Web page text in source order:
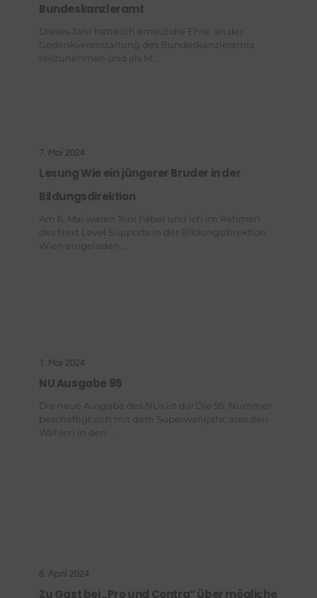
Bundeskanzleramt
Dieses Jahr hatte ich erneut die Ehre, an der
Gedenkveranstaltung des Bundeskanzleramts
teilzunehmen und als M ...
7. Mai 2024
Lesung Wie ein jüngerer Bruder in der
Bildungsdirektion
Am 6. Mai waren Toni Faber und ich im Rahmen
des Next Level Supports in der Bildungsdirektion
Wien eingeladen ...
1. Mai 2024
NU Ausgabe 95
Die neue Ausgabe des NUs ist da! Die 95. Nummer
beschäftigt sich mit dem Superwahljahr, also den
Wahlen in den ...
8. April 2024
Zu Gast bei „Pro und Contra“ über mögliche